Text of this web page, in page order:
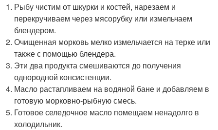
Рыбу чистим от шкурки и костей, нарезаем и
перекручиваем через мясорубку или измельчаем
блендером.
Очищенная морковь мелко измельчается на терке или
также с помощью блендера.
Эти два продукта смешиваются до получения
однородной консистенции.
Масло растапливаем на водяной бане и добавляем в
готовую морковно-рыбную смесь.
Готовое селедочное масло помещаем ненадолго в
холодильник.